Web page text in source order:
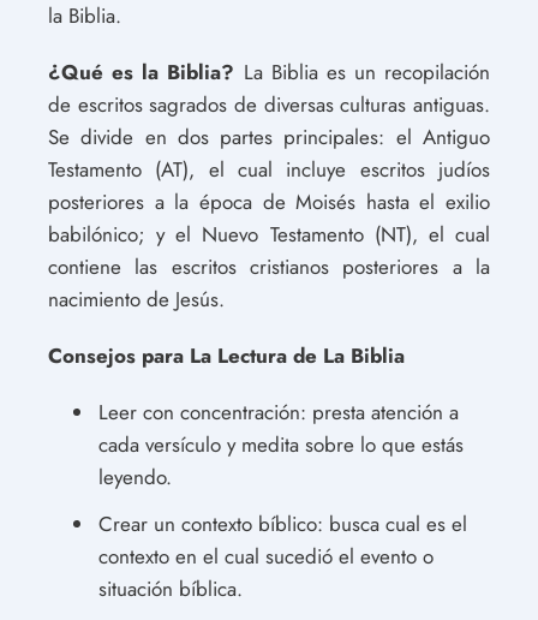
la Biblia.
¿Qué es la Biblia? La Biblia es un recopilación
de escritos sagrados de diversas culturas antiguas.
Se divide en dos partes principales: el Antiguo
Testamento (AT), el cual incluye escritos judíos
posteriores a la época de Moisés hasta el exilio
babilónico; y el Nuevo Testamento (NT), el cual
contiene las escritos cristianos posteriores a la
nacimiento de Jesús.
Consejos para La Lectura de La Biblia
Leer con concentración: presta atención a
cada versículo y medita sobre lo que estás
leyendo.
Crear un contexto bíblico: busca cual es el
contexto en el cual sucedió el evento o
situación bíblica.